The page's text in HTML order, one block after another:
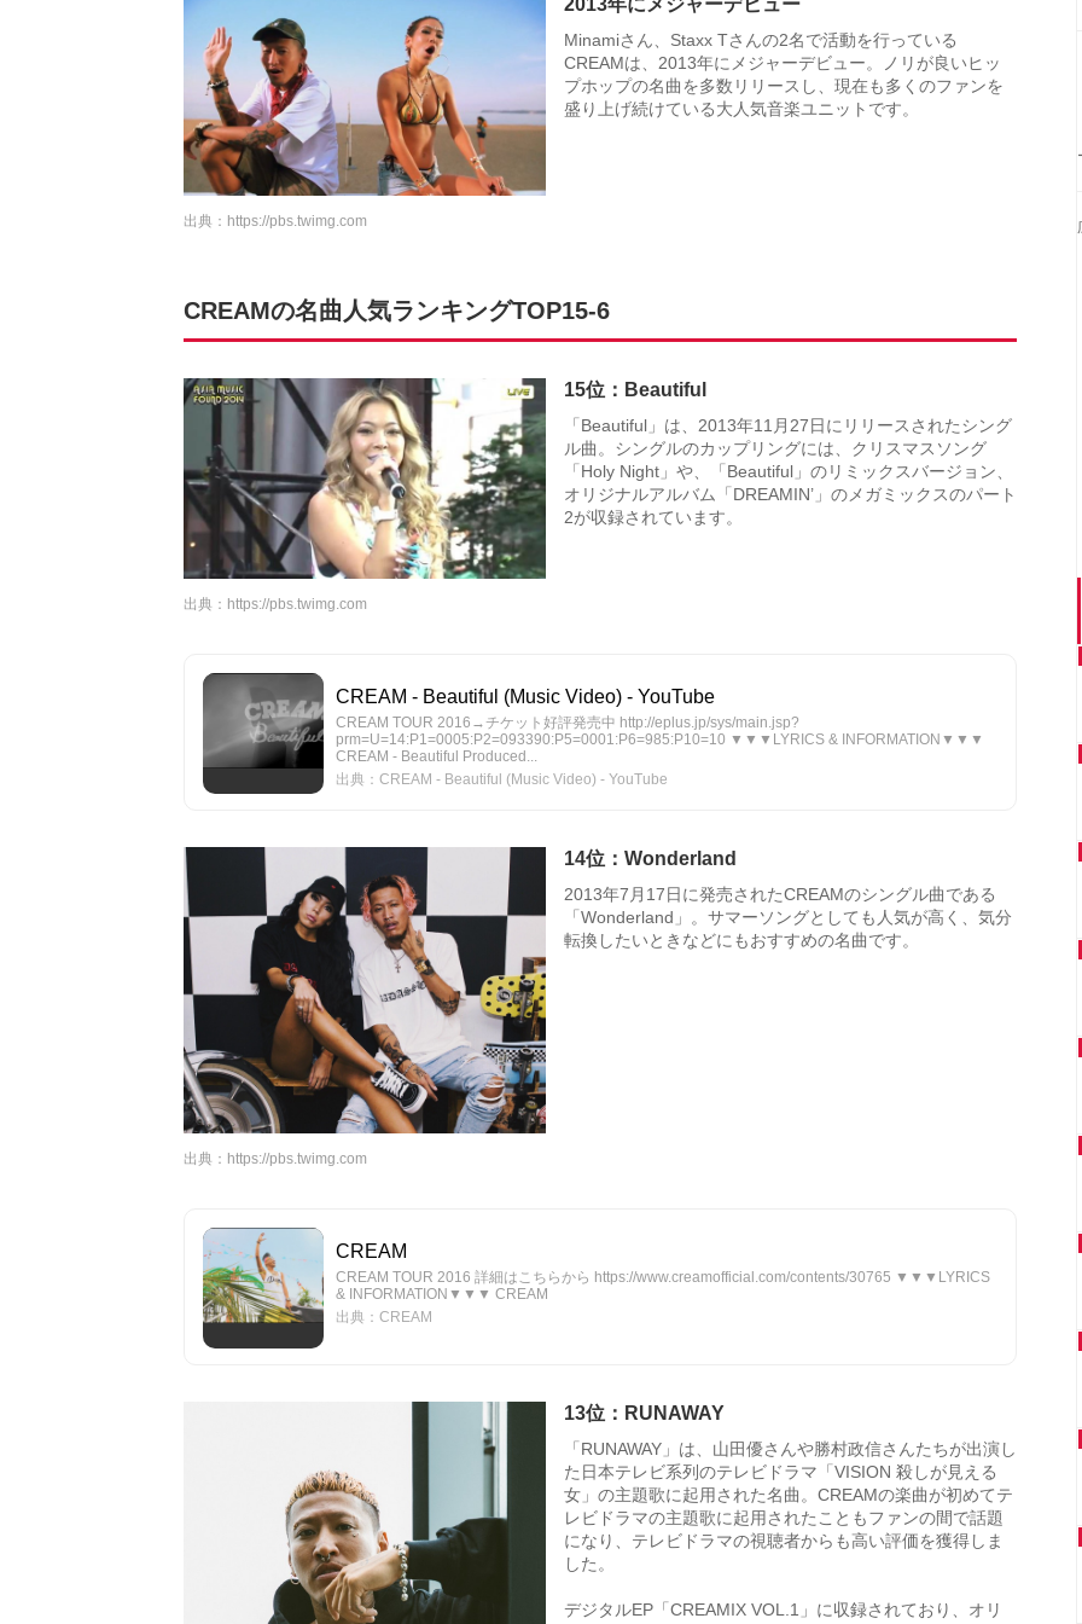
2013年にメジャーデビュー
Minamiさん、Staxx Tさんの2名で活動を行っている
CREAMは、2013年にメジャーデビュー。ノリが良いヒッ
プホップの名曲を多数リリースし、現在も多くのファンを
盛り上げ続けている大人気音楽ユニットです。
出典： https://pbs.twimg.com
CREAMの名曲人気ランキングTOP15-6
15位：Beautiful
「Beautiful」は、2013年11月27日にリリースされたシング
ル曲。シングルのカップリングには、クリスマスソング
「Holy Night」や、「Beautiful」のリミックスバージョン、
オリジナルアルバム「DREAMIN’」のメガミックスのパート
2が収録されています。
出典： https://pbs.twimg.com
CREAM - Beautiful (Music Video) - YouTube
CREAM TOUR 2016→チケット好評発売中 http://eplus.jp/sys/main.jsp?
prm=U=14:P1=0005:P2=093390:P5=0001:P6=985:P10=10 ▼▼▼LYRICS & INFORMATION▼▼▼
CREAM - Beautiful Produced...
出典：CREAM - Beautiful (Music Video) - YouTube
14位：Wonderland
2013年7月17日に発売されたCREAMのシングル曲である
「Wonderland」。サマーソングとしても人気が高く、気分
転換したいときなどにもおすすめの名曲です。
出典： https://pbs.twimg.com
CREAM
CREAM TOUR 2016 詳細はこちらから https://www.creamofficial.com/contents/30765 ▼▼▼LYRICS
& INFORMATION▼▼▼ CREAM
出典：CREAM
13位：RUNAWAY
「RUNAWAY」は、山田優さんや勝村政信さんたちが出演し
た日本テレビ系列のテレビドラマ「VISION 殺しが見える
女」の主題歌に起用された名曲。CREAMの楽曲が初めてテ
レビドラマの主題歌に起用されたこともファンの間で話題
になり、テレビドラマの視聴者からも高い評価を獲得しま
した。
デジタルEP「CREAMIX VOL.1」に収録されており、オリ